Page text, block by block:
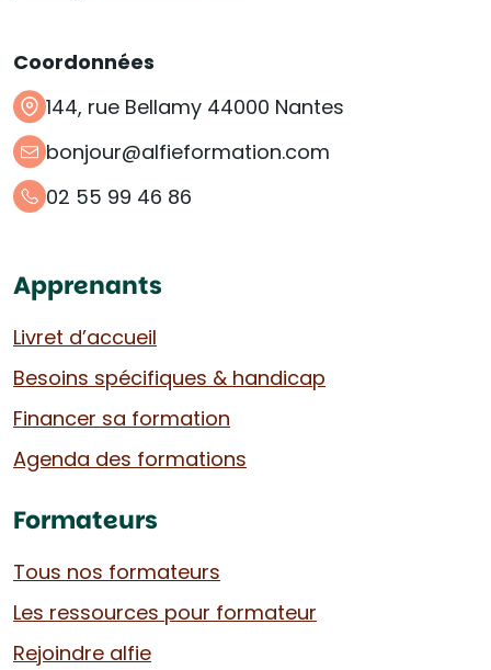
Coordonnées
144, rue Bellamy 44000 Nantes
bonjour@alfieformation.com
02 55 99 46 86
Apprenants
Livret d’accueil
Besoins spécifiques & handicap
Financer sa formation
Agenda des formations
Formateurs
Tous nos formateurs
Les ressources pour formateur
Rejoindre alfie